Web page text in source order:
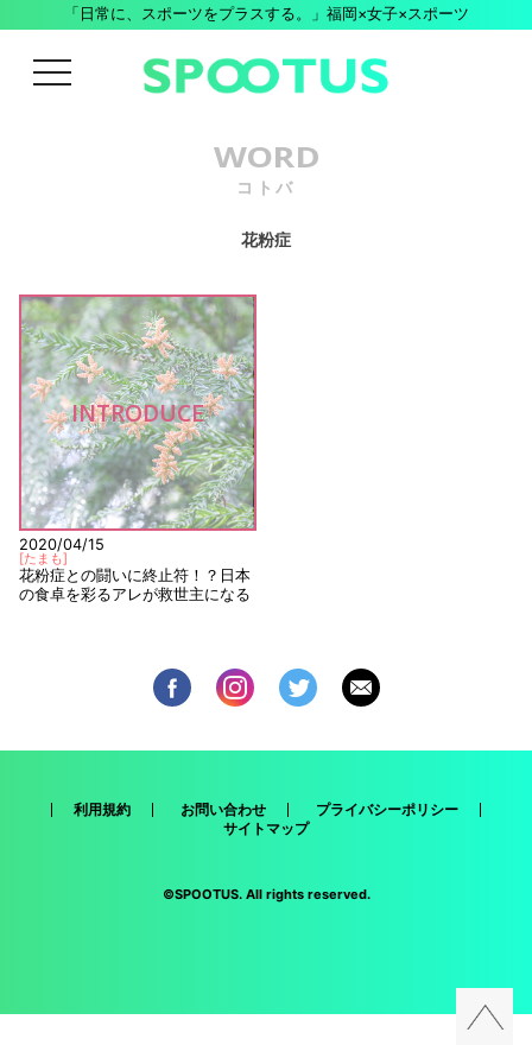
「日常に、スポーツをプラスする。」福岡×女子×スポーツ
menu
WORD
コトバ
花粉症
INTRODUCE
2020/04/15
[たまも]
花粉症との闘いに終止符！？日本
の食卓を彩るアレが救世主になる
利用規約 お問い合わせ
プライバシーポリシー
サイトマップ
©SPOOTUS. All rights reserved.